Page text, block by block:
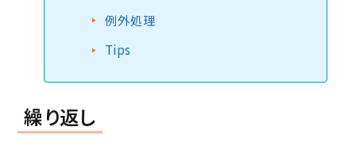
例外処理
Tips
繰り返し